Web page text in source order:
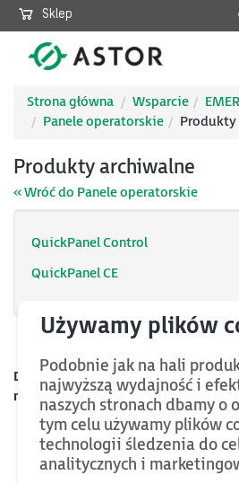
Sklep
Strona główna
Wsparcie
Panele operatorskie
Produkty
Produkty archiwalne
« Wróć do Panele operatorskie
QuickPanel Control
QuickPanel CE
Data
mod.
KategoriaNazwa
Jeśli chcesz znaleźć więcej
kategorii
Podobnie jak na hali
najwyższą wydajność i
naszych stronach dbamy o
tym celu używamy plików
technologii śledzenia do
analitycznych i